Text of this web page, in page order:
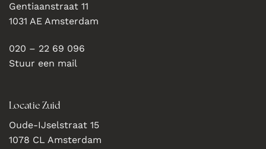
Gentiaanstraat 11
1031 AE Amsterdam
020 – 22 69 096
Stuur een mail
Locatie Zuid
Oude-IJselstraat 15
1078 CL Amsterdam